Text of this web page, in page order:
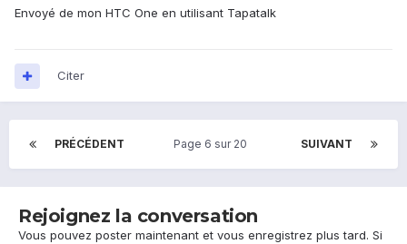
Envoyé de mon HTC One en utilisant Tapatalk
Citer
PRÉCÉDENT SUIVANT
Page 6 sur 20
Rejoignez la conversation
Vous pouvez poster maintenant et vous enregistrez plus tard. Si